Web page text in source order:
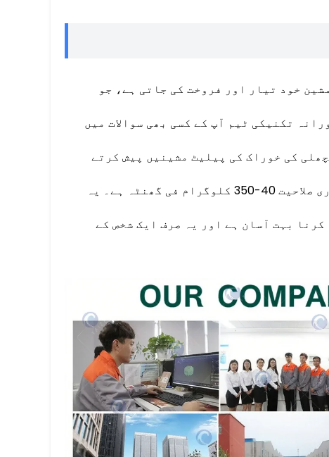
خود تیار اور فروخت کی جاتی ہے، جو
تکنیکی ٹیم آپ کے کسی بھی سوالات میں
کی خوراک کی پیلیٹ مشینیں پیش کرتے
ٹیزی مچھلی کی خوراک کی پیلیٹزر کی پیداواری صلاحیت 40-350 کلوگرام فی گھنٹہ ہے۔ یہ
بہت آسان ہے اور یہ صرف ایک شخص کے